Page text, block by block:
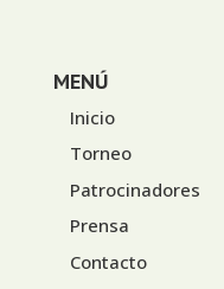
MENÚ
Inicio
Torneo
Patrocinadores
Prensa
Contacto